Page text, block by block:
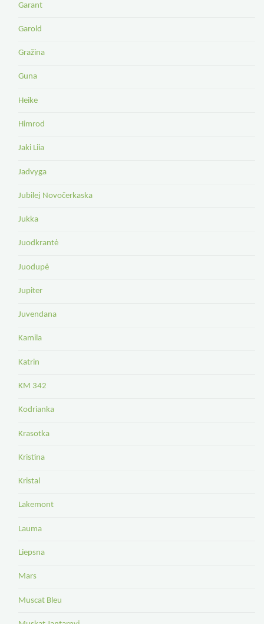
Garant
Garold
Gražina
Guna
Heike
Himrod
Jaki Liia
Jadvyga
Jubilej Novočerkaska
Jukka
Juodkrantė
Juodupė
Jupiter
Juvendana
Kamila
Katrin
KM 342
Kodrianka
Krasotka
Kristina
Kristal
Lakemont
Lauma
Liepsna
Mars
Muscat Bleu